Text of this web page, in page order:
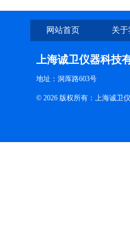
网站首页 关
上海诚卫仪器科技
地址：洞厍路603号
© 2026 版权所有：上海诚卫